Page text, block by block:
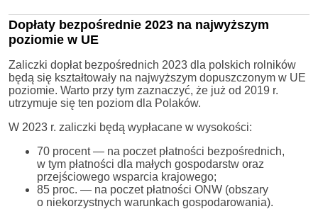
Dopłaty bezpośrednie 2023 na najwyższym
poziomie w UE
Zaliczki dopłat bezpośrednich 2023 dla polskich rolników
będą się kształtowały na najwyższym dopuszczonym w UE
poziomie. Warto przy tym zaznaczyć, że już od 2019 r.
utrzymuje się ten poziom dla Polaków.
W 2023 r. zaliczki będą wypłacane w wysokości:
70 procent — na poczet płatności bezpośrednich,
w tym płatności dla małych gospodarstw oraz
przejściowego wsparcia krajowego;
85 proc. — na poczet płatności ONW (obszary
o niekorzystnych warunkach gospodarowania).